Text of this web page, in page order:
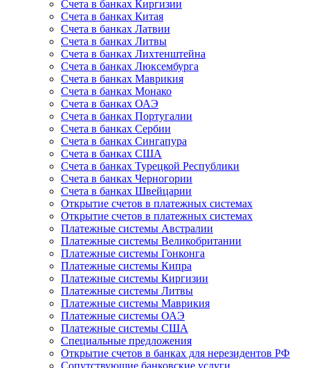
Счета в банках Киргизии
Счета в банках Китая
Счета в банках Латвии
Счета в банках Литвы
Счета в банках Лихтенштейна
Счета в банках Люксембурга
Счета в банках Маврикия
Счета в банках Монако
Счета в банках ОАЭ
Счета в банках Португалии
Счета в банках Сербии
Счета в банках Сингапура
Счета в банках США
Счета в банках Турецкой Республики
Счета в банках Черногории
Счета в банках Швейцарии
Открытие счетов в платежных системах
Открытие счетов в платежных системах
Платежные системы Австралии
Платежные системы Великобритании
Платежные системы Гонконга
Платежные системы Кипра
Платежные системы Киргизии
Платежные системы Литвы
Платежные системы Маврикия
Платежные системы ОАЭ
Платежные системы США
Специальные предложения
Открытие счетов в банках для нерезидентов РФ
Сопутствующие банковские услуги